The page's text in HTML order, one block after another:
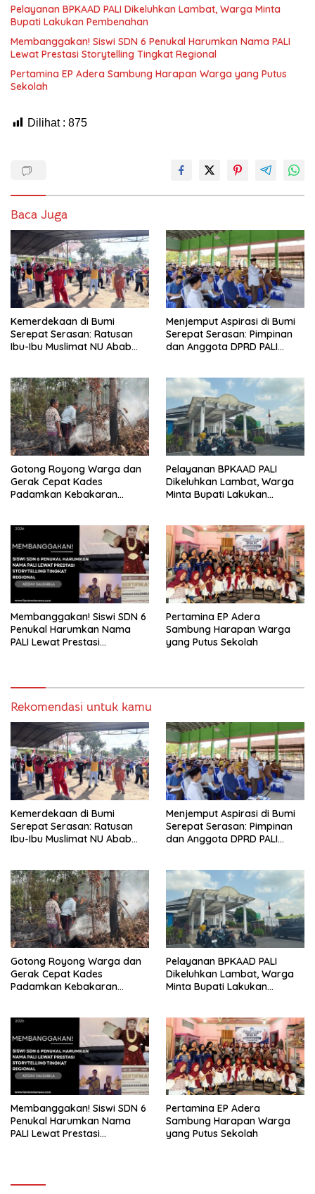
Pelayanan BPKAAD PALI Dikeluhkan Lambat, Warga Minta
Bupati Lakukan Pembenahan
Membanggakan! Siswi SDN 6 Penukal Harumkan Nama PALI
Lewat Prestasi Storytelling Tingkat Regional
Pertamina EP Adera Sambung Harapan Warga yang Putus
Sekolah
Dilihat : 875
Baca Juga
Kemerdekaan di Bumi
Serepat Serasan: Ratusan
Ibu-Ibu Muslimat NU Abab
Indonesia
Menjemput Aspirasi di Bumi
Serepat Serasan: Pimpinan
dan Anggota DPRD PALI
Melalui Reses Ke-2 Tahun
2026
Gotong Royong Warga dan
Gerak Cepat Kades
Padamkan Kebakaran
Pelayanan BPKAAD PALI
Dikeluhkan Lambat, Warga
Minta Bupati Lakukan
Membanggakan! Siswi SDN 6
Penukal Harumkan Nama
PALI Lewat Prestasi
Pertamina EP Adera
Sambung Harapan Warga
yang Putus Sekolah
Rekomendasi untuk kamu
Kemerdekaan di Bumi
Serepat Serasan: Ratusan
Ibu-Ibu Muslimat NU Abab
Indonesia
Menjemput Aspirasi di Bumi
Serepat Serasan: Pimpinan
dan Anggota DPRD PALI
Melalui Reses Ke-2 Tahun
2026
Gotong Royong Warga dan
Gerak Cepat Kades
Padamkan Kebakaran
Pelayanan BPKAAD PALI
Dikeluhkan Lambat, Warga
Minta Bupati Lakukan
Membanggakan! Siswi SDN 6
Penukal Harumkan Nama
PALI Lewat Prestasi
Pertamina EP Adera
Sambung Harapan Warga
yang Putus Sekolah